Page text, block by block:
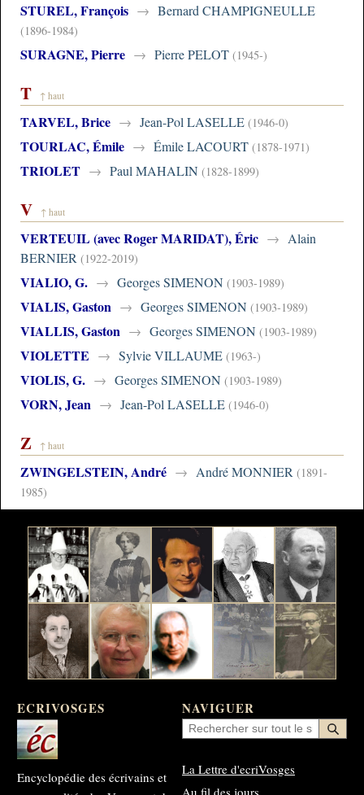
STUREL, François → Bernard CHAMPIGNEULLE
(1896-1984)
SURAGNE, Pierre → Pierre PELOT (1945-)
T ↑ haut
TARVEL, Brice → Jean-Pol LASELLE (1946-0)
TOURLAC, Émile → Émile LACOURT (1878-1971)
TRIOLET → Paul MAHALIN (1828-1899)
V ↑ haut
VERTEUIL (avec Roger MARIDAT), Éric → Alain
BERNIER (1922-2019)
VIALIO, G. → Georges SIMENON (1903-1989)
VIALIS, Gaston → Georges SIMENON (1903-1989)
VIALLIS, Gaston → Georges SIMENON (1903-1989)
VIOLETTE → Sylvie VILLAUME (1963-)
VIOLIS, G. → Georges SIMENON (1903-1989)
VORN, Jean → Jean-Pol LASELLE (1946-0)
Z ↑ haut
ZWINGELSTEIN, André → André MONNIER (1891-
1985)
ECRIVOSGES
Encyclopédie des écrivains et
NAVIGUER
La Lettre d'ecriVosges